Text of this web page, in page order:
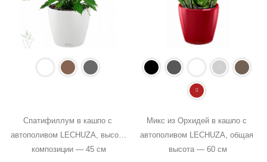
Спатифиллум в кашпо с
автополивом LECHUZA, высота
композиции — 45 см
Микс из Орхидей в кашпо с
автополивом LECHUZA, общая
высота — 60 см